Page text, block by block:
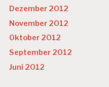
Dezember 2012
November 2012
Oktober 2012
September 2012
Juni 2012